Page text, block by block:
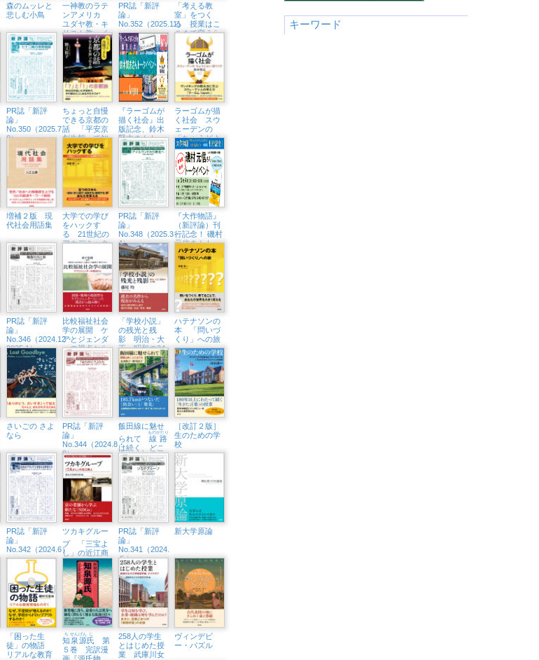
森のムッレと
悲しむ小鳥
一神教のラテ
ンアメリカ
ユダヤ教・キ
リスト教・イ
スラム教をめ
ぐって
PR誌「新評
論」
No.352（2025.11）
「考える教
室」をつく
る 授業はこ
こまで変えら
れる
PR誌「新評
論」
No.350（2025.7・
8）
ちょっと自慢
できる京都の
話 「平安京
創生館」で知
る都
『ラーゴムが
描く社会』出
版記念、鈴木
賢志さんトー
クイベント開
催（横浜・ブ
ックス
Tangerina、
8/1㈮）
ラーゴムが描
く社会 スウ
ェーデンの
「ちょうどよ
い」国づくり
増補２版 現
代社会用語集
大学での学び
をハックす
る 21世紀の
アカデミック
中セミナー
PR誌「新評
論」
No.348（2025.3・
4）
『大作物語』
（新評論）刊
行記念！ 磯村
元信さんトー
クイベント
（5/4㈰、八王
子市学園都市
センター）
PR誌「新評
論」
No.346（2024.12・
2025.1）
比較福祉社会
学の展開 ケ
アとジェンダ
ーの視点から
「学校小説」
の残光と残
影 明治・大
正・昭和の34
編
ハテナソンの
本 「問いづ
くり」への旅
さいごの さよ
なら
PR誌「新評
論」
No.344（2024.8・
9）
飯田線に魅せ
られて 線路
ものがたり
は続く、どこ
までも
［改訂２版］
生のための学
校
PR誌「新評
論」
No.342（2024.6）
ツカキグルー
プ 「三宝 よ
し」の近江商
PR誌「新評
論」
No.341（2024.
５）
新大学原論
「困った生
徒」の物語
リアルな教育
知
ち
泉
せん
源
げん
氏
じ
第
５巻 完訳漫
画『源氏物
258人の学生
とはじめた授
業 武庫川女
ヴィンデビ
ー・パズル
キーワード